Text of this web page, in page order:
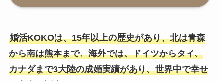
婚活KOKOは、15年以上の歴史があり、北は青森
から南は熊本まで、海外では、ドイツからタイ、
カナダまで3大陸の成婚実績があり、世界中で幸せ